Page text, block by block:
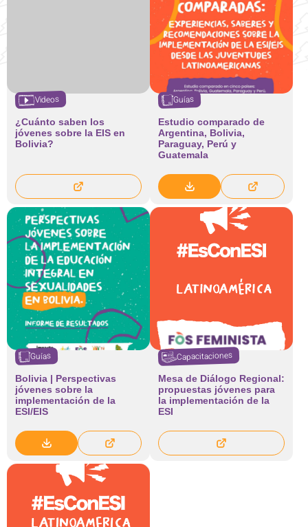
Videos
¿Cuánto saben los
jóvenes sobre la EIS en
Bolivia?
Guías
Estudio comparado de
Argentina, Bolivia,
Paraguay, Perú y
Guatemala
Guías
Bolivia | Perspectivas
jóvenes sobre la
implementación de la
ESI/EIS
Capacitaciones
Mesa de Diálogo Regional:
propuestas jóvenes para
la implementación de la
ESI